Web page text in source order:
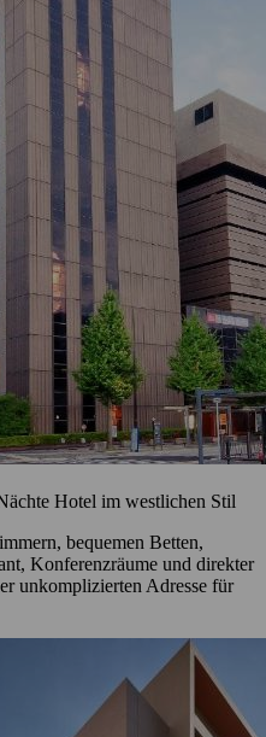
Hotel im westlichen Stil
bequemen Betten,
Konferenzräume und direkter
unkomplizierten Adresse für